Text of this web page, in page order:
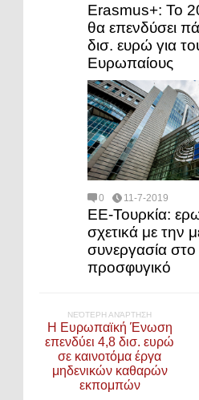
Erasmus+: Το
θα επενδύσει
δισ. ευρώ για
Ευρωπαίους
0 11-7-2019
ΕΕ-Τουρκία:
σχετικά με την
συνεργασία στο
προσφυγικό
ΝΕΌΤΕΡΗ ΑΝΆΡΤΗΣΗ
Η Ευρωπαϊκή Ένωση
επενδύει 4,8 δισ. ευρώ
σε καινοτόμα έργα
μηδενικών καθαρών
εκπομπών